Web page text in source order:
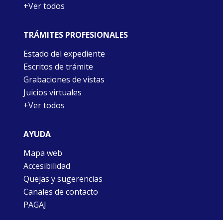
+Ver todos
TRÁMITES PROFESIONALES
Estado del expediente
Escritos de trámite
Grabaciones de vistas
Juicios virtuales
+Ver todos
AYUDA
Mapa web
Accesibilidad
Quejas y sugerencias
Canales de contacto
PAGAJ